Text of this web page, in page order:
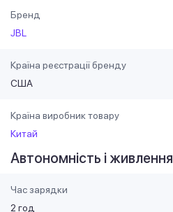
Бренд
JBL
Країна реєстрації бренду
США
Країна виробник товару
Китай
Автономність і живлення
Час зарядки
2 год